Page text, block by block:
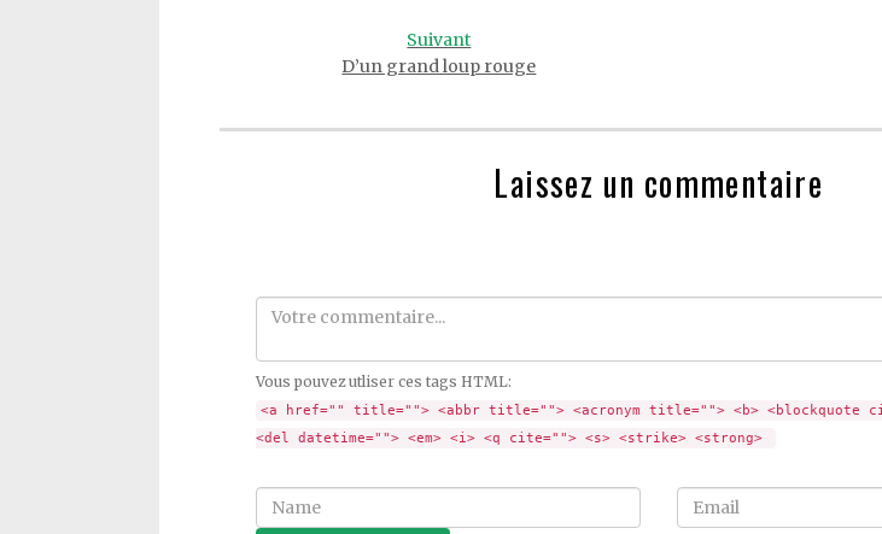
Suivant
D’un grand loup rouge
Laissez un commentaire
Comment
Vous pouvez utliser ces tags HTML:
<a href="" title=""> <abbr title=""> <acronym title=""> <b> <blockquote
<del datetime=""> <em> <i> <q cite=""> <s> <strike> <strong>
Name Email